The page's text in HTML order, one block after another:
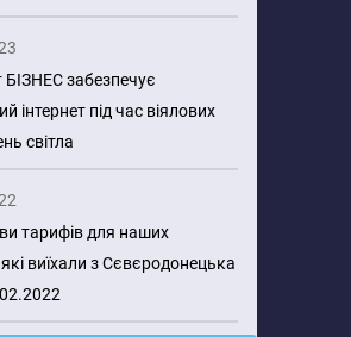
БІЗНЕС забезпечує
інтернет під час віялових
світла
тарифів для наших
які виїхали з Сєвєродонецька